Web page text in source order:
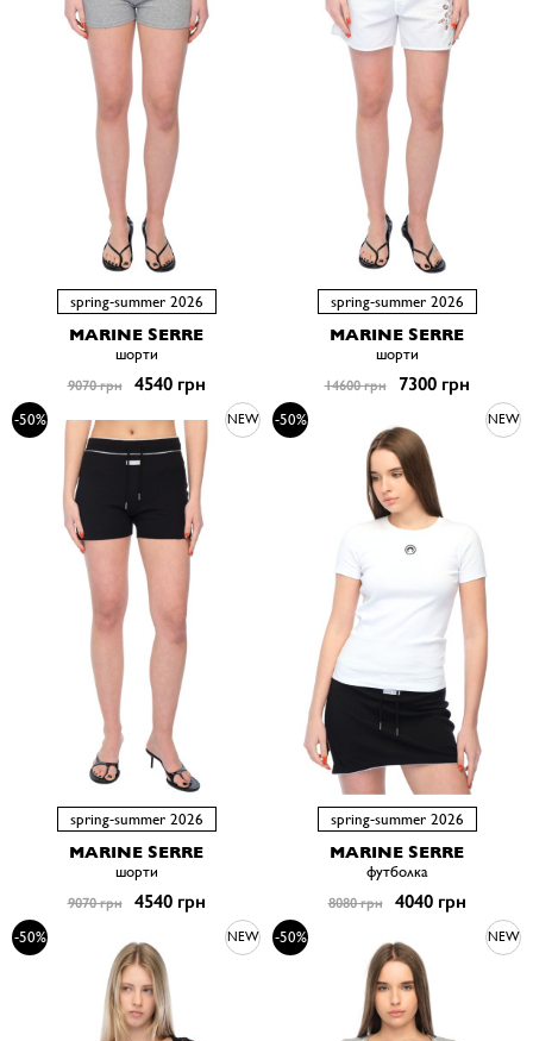
spring-summer 2026
MARINE SERRE
шорти
9070 грн 4540 грн
spring-summer 2026
MARINE SERRE
шорти
14600 грн 7300 грн
-50% NEW
spring-summer 2026
MARINE SERRE
шорти
9070 грн 4540 грн
-50% NEW
spring-summer 2026
MARINE SERRE
футболка
8080 грн 4040 грн
-50% NEW -50% NEW